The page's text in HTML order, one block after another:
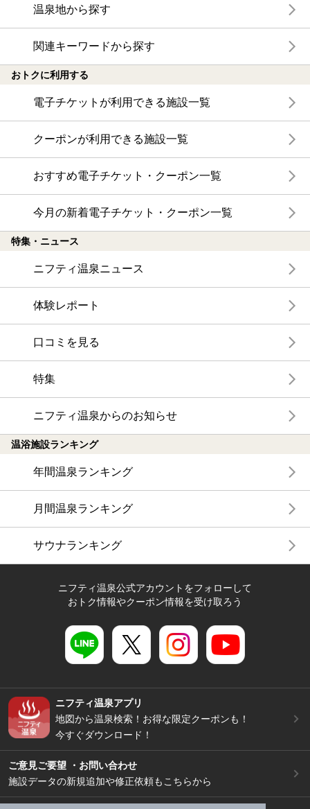
温泉地から探す
関連キーワードから探す
おトクに利用する
電子チケットが利用できる施設一覧
クーポンが利用できる施設一覧
おすすめ電子チケット・クーポン一覧
今月の新着電子チケット・クーポン一覧
特集・ニュース
ニフティ温泉ニュース
体験レポート
口コミを見る
特集
ニフティ温泉からのお知らせ
温浴施設ランキング
年間温泉ランキング
月間温泉ランキング
サウナランキング
ニフティ温泉公式アカウントをフォローして
おトク情報やクーポン情報を受け取ろう
ニフティ温泉アプリ
地図から温泉検索！お得な限定クーポンも！
今すぐダウンロード！
ご意見ご要望 ・お問い合わせ
施設データの新規追加や修正依頼もこちらから